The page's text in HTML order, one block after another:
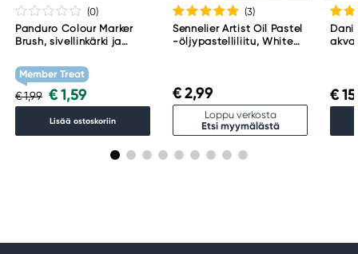
(0)
Panduro Colour Marker
Brush, sivellinkärki ja
WG1
Member Treat
€ 1,99 € 1,59
Lisää ostoskoriin
(3)
Sennelier Artist Oil Pastel
-öljypastelliliitu, White
€ 2,99
Loppu verkosta
Etsi myymälästä
€